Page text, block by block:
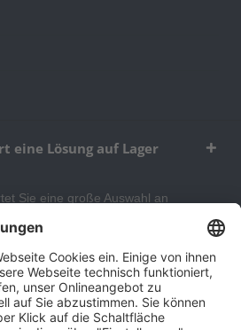
eine Lösung auf Lager
Sie eine große Auswahl an
Absturzsicherungen und
organisieren und sichern
bevorraten wir ein großes
welche innerhalb von 48 Stunden